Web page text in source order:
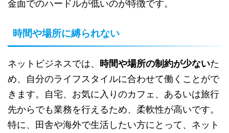
金面でのハードルが低いのが特徴です。
時間や場所に縛られない
ネットビジネスでは、 時間や場所の制約が少ないた
め、自分のライフスタイルに合わせて働くことがで
きます。自宅、お気に入りのカフェ、あるいは旅行
先からでも業務を行えるため、柔軟性が高いです。
特に、田舎や海外で生活したい方にとって、ネット